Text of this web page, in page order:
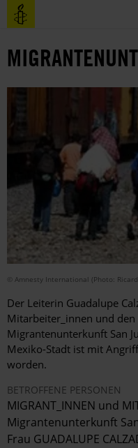
Direkt
zum
Benutzermenü
© Amnesty International (Photo:
Der Leiterin Guadalupe
Mitarbeiter_innen und
Migrantenunterkunft San
Mexiko-Stadt ist mit
worden.
BETROFFENE PERSONEN
MIGRANT_INNEN und
Migrantenunterkunft
Frau GUADALUPE